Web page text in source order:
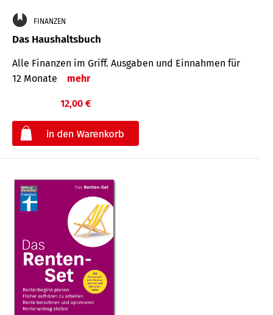
FINANZEN
Das Haushaltsbuch
Alle Finanzen im Griff. Aus­gaben und Ein­nahmen für
12 Monate
mehr
12,00 €